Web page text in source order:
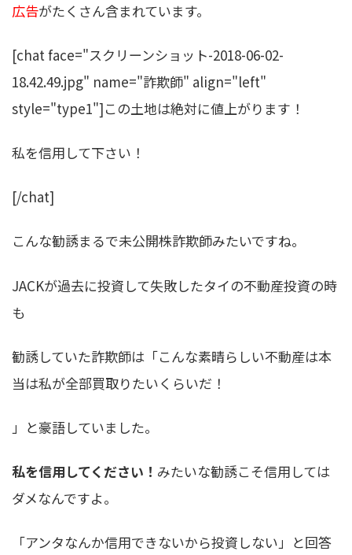
広告がたくさん含まれています。
[chat face="スクリーンショット-2018-06-02-
18.42.49.jpg" name="詐欺師" align="left"
style="type1"]この土地は絶対に値上がります！
私を信用して下さい！
[/chat]
こんな勧誘まるで未公開株詐欺師みたいですね。
JACKが過去に投資して失敗したタイの不動産投資の時
も
勧誘していた詐欺師は「こんな素晴らしい不動産は本
当は私が全部買取りたいくらいだ！
」と豪語していました。
私を信用してください！ みたいな勧誘こそ信用しては
ダメなんですよ。
「アンタなんか信用できないから投資しない」と回答